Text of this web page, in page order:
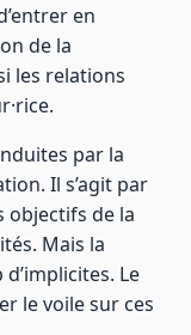
en
de la
les relations
par la
Il s’agit par
objectifs de la
Mais la
Le
le voile sur ces